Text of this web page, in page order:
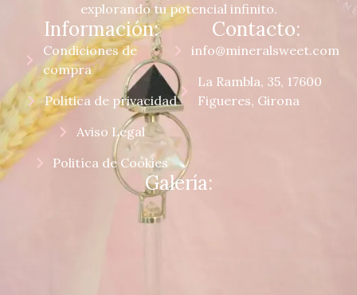
explorando tu potencial infinito.
Información:
Condiciones de
compra
Política de privacidad
Aviso Legal
Politíca de Cookies
Contacto:
info@mineralsweet.com
La Rambla, 35, 17600
Figueres, Girona
Galería: